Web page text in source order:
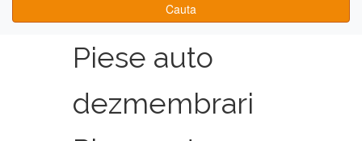
Cauta
Piese auto
dezmembrari